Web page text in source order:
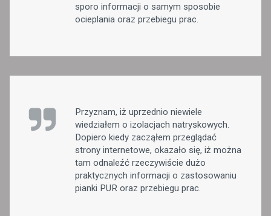
sporo informacji o samym sposobie
ocieplania oraz przebiegu prac.
Przyznam, iż uprzednio niewiele
wiedziałem o izolacjach natryskowych.
Dopiero kiedy zacząłem przeglądać
strony internetowe, okazało się, iż można
tam odnaleźć rzeczywiście dużo
praktycznych informacji o zastosowaniu
pianki PUR oraz przebiegu prac.